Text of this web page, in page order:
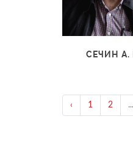
СЕЧИН А.
‹ 1 2 ...